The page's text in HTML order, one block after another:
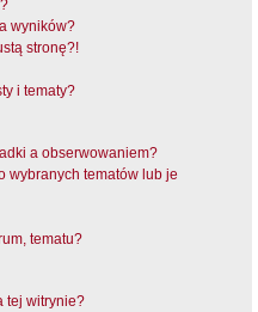
wyników?
stronę?!
i tematy?
a obserwowaniem?
wybranych tematów lub je
tematu?
tej witrynie?